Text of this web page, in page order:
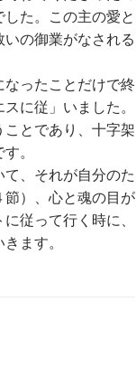
た。この主の愛と
の御業がなされる
ったことだけで終
に従」いました。
とであり、十字架
。
、それが自分のた
）、心と魂の目が
従って行く時に、
ます。